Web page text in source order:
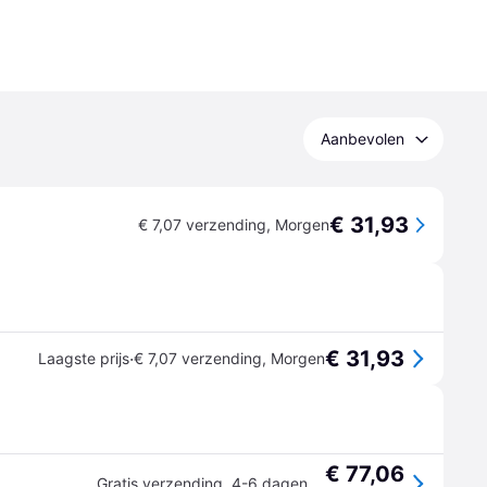
Aanbevolen
€ 7,07 verzending, Morgen€ 31,93
Laagste prijs·€ 7,07 verzending, Morgen€ 31,93
Gratis verzending 4-6 dagen € 77,06